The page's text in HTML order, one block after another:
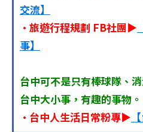
交流】
•旅遊行程規劃 FB社團▶
事】
台中可不是只有棒球隊、
台中大小事，有趣的事物。
•台中人生活日常粉專▶